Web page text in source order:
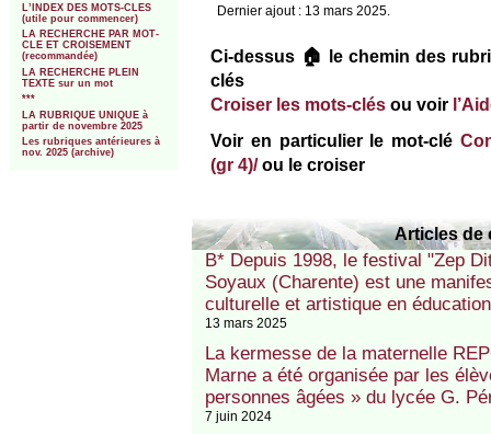
L’INDEX DES MOTS-CLES
(utile pour commencer)
LA RECHERCHE PAR MOT-
CLE ET CROISEMENT
(recommandée)
LA RECHERCHE PLEIN
TEXTE sur un mot
***
LA RUBRIQUE UNIQUE à
partir de novembre 2025
Les rubriques antérieures à
nov. 2025 (archive)
Dernier ajout : 13 mars 2025.
Ci-dessus 🏠 le chemin des
clés
Croiser les mots-clés ou voir
Voir en particulier le mot-clé
(gr 4)/ou le croiser
Articles de
B* Depuis 1998, le festival "Zep
Soyaux (Charente) est une
culturelle et artistique en
13 mars 2025
La kermesse de la maternelle
Marne a été organisée par les
personnes âgées » du lycée G.
7 juin 2024